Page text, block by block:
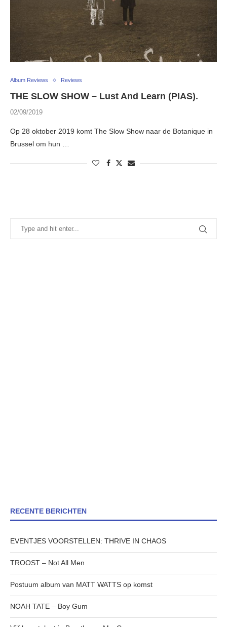
Album Reviews Reviews
THE SLOW SHOW – Lust And Learn (PIAS).
02/09/2019
Op 28 oktober 2019 komt The Slow Show naar de Botanique in
Brussel om hun …
RECENTE BERICHTEN
EVENTJES VOORSTELLEN: THRIVE IN CHAOS
TROOST – Not All Men
Postuum album van MATT WATTS op komst
NOAH TATE – Boy Gum